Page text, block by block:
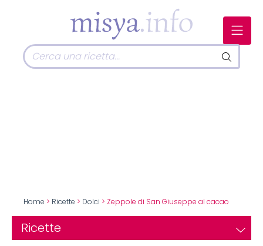
Home > Ricette > Dolci > Zeppole di San Giuseppe al cacao
Ricette